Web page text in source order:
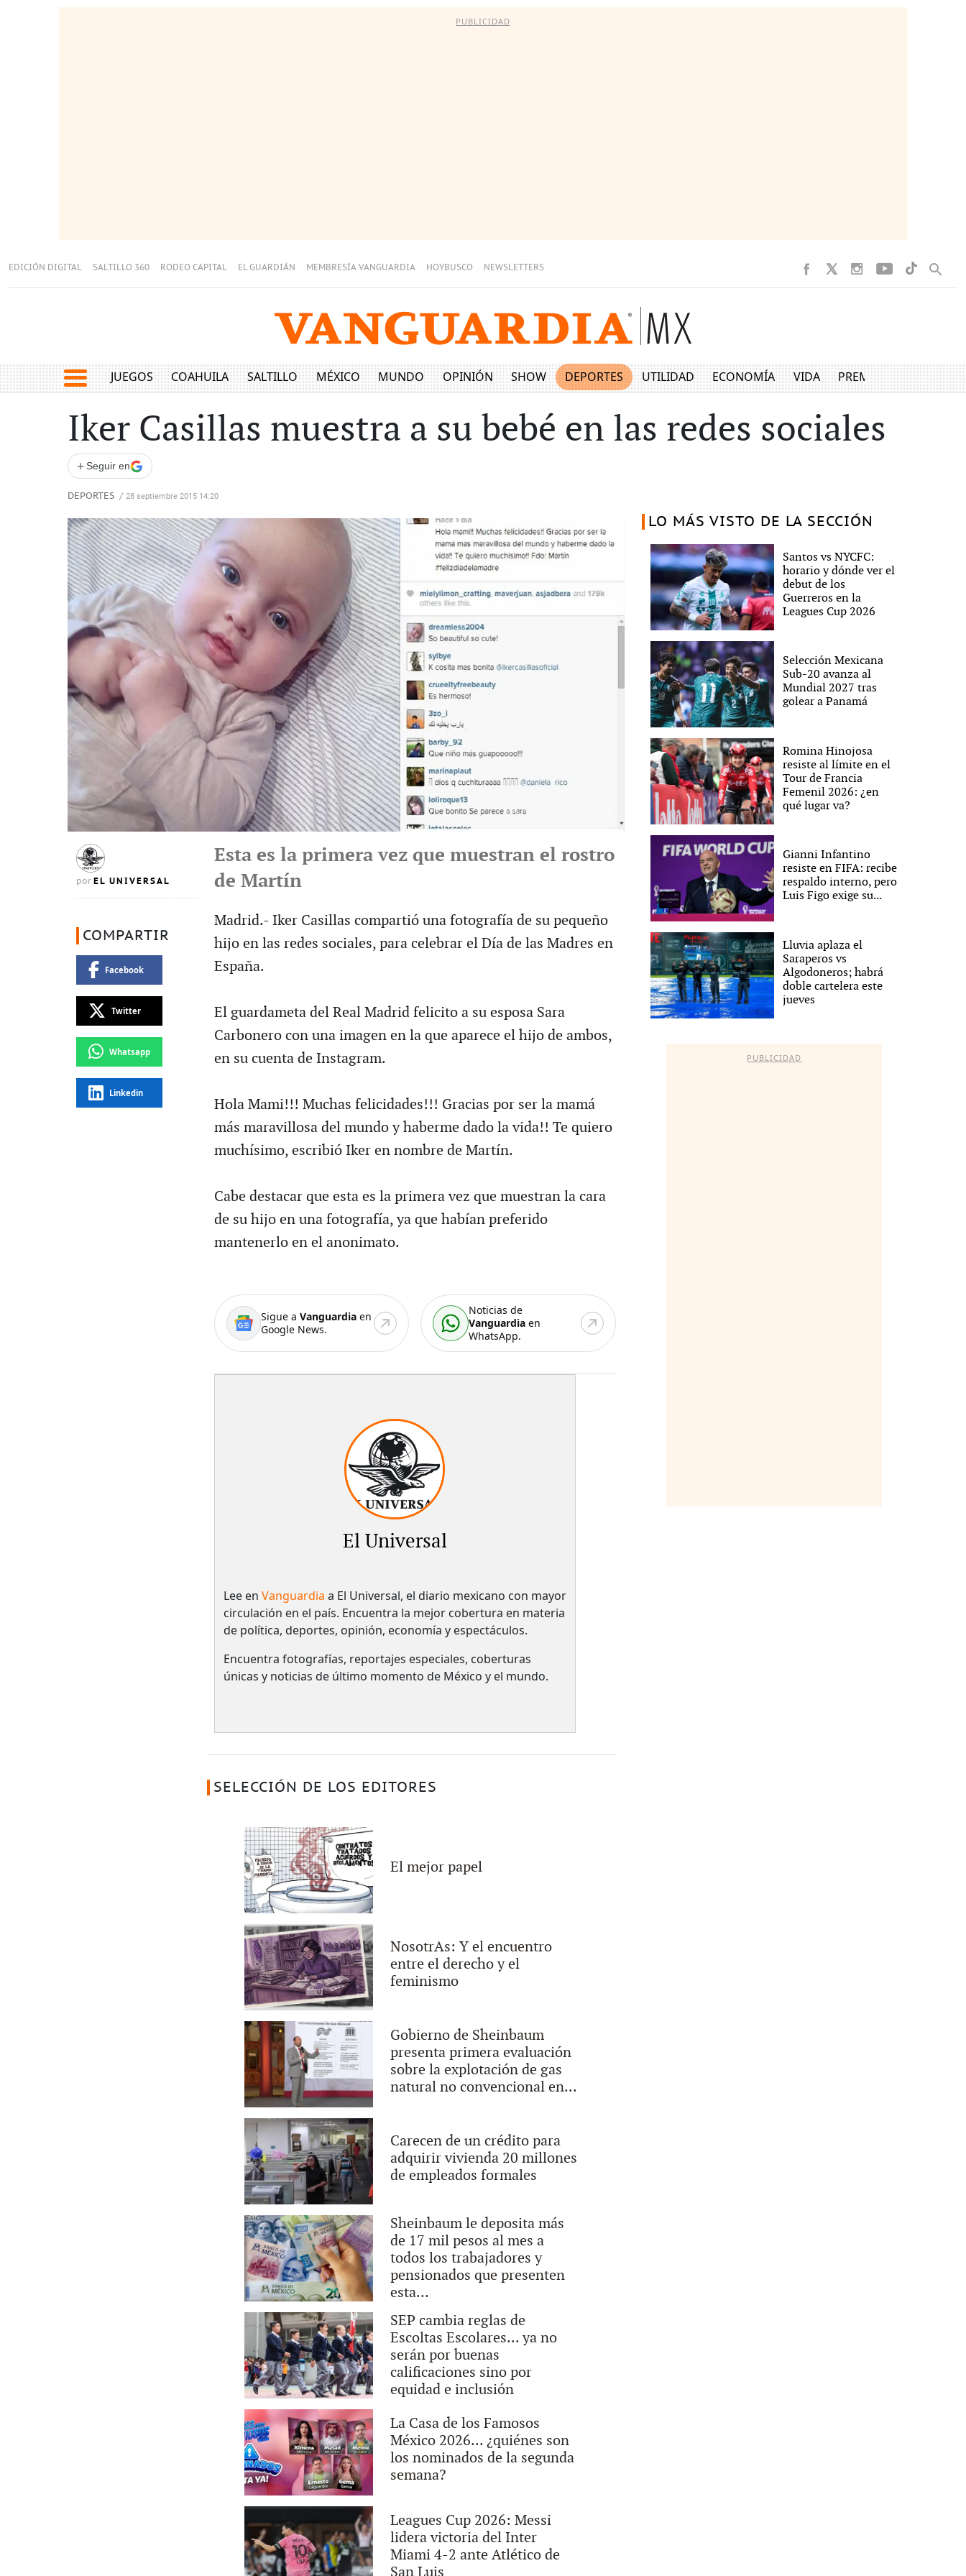
PUBLICIDAD
EDICIÓN DIGITAL SALTILLO 360 RODEO CAPITAL EL GUARDIÁN MEMBRESÍA VANGUARDIA HOYBUSCO NEWSLETTERS
JUEGOS COAHUILA SALTILLO MÉXICO MUNDO OPINIÓN SHOW DEPORTES UTILIDAD ECONOMÍA VIDA PREMIUM
Iker Casillas muestra a su bebé en las redes sociales
+ Seguir en
DEPORTES / 28 septiembre 2015 14:20
por EL UNIVERSAL
COMPARTIR
Facebook
Twitter
Whatsapp
Linkedin
Esta es la primera vez que muestran el rostro
de Martín
Madrid.- Iker Casillas compartió una fotografía de su pequeño
hijo en las redes sociales, para celebrar el Día de las Madres en
España.
El guardameta del Real Madrid felicito a su esposa Sara
Carbonero con una imagen en la que aparece el hijo de ambos,
en su cuenta de Instagram.
Hola Mami!!! Muchas felicidades!!! Gracias por ser la mamá
más maravillosa del mundo y haberme dado la vida!! Te quiero
muchísimo, escribió Iker en nombre de Martín.
Cabe destacar que esta es la primera vez que muestran la cara
de su hijo en una fotografía, ya que habían preferido
mantenerlo en el anonimato.
Sigue a Vanguardiaen
Google News.
Noticias de
Vanguardia en
WhatsApp.
El Universal
Lee en Vanguardia a El Universal, el diario mexicano con mayor
circulación en el país.​ Encuentra la mejor cobertura en materia
de política, deportes, opinión, economía y espectáculos.
Encuentra fotografías, reportajes especiales, coberturas
únicas y noticias de último momento de México y el mundo.
SELECCIÓN DE LOS EDITORES
El mejor papel
NosotrAs: Y el encuentro
entre el derecho y el
feminismo
Gobierno de Sheinbaum
presenta primera evaluación
sobre la explotación de gas
natural no convencional en...
Carecen de un crédito para
adquirir vivienda 20 millones
de empleados formales
Sheinbaum le deposita más
de 17 mil pesos al mes a
todos los trabajadores y
pensionados que presenten
esta...
SEP cambia reglas de
Escoltas Escolares... ya no
serán por buenas
calificaciones sino por
equidad e inclusión
La Casa de los Famosos
México 2026... ¿quiénes son
los nominados de la segunda
semana?
Leagues Cup 2026: Messi
lidera victoria del Inter
Miami 4-2 ante Atlético de
San Luis
LO MÁS VISTO DE LA SECCIÓN
Santos vs NYCFC:
horario y dónde ver el
debut de los
Guerreros en la
Leagues Cup 2026
Selección Mexicana
Sub-20 avanza al
Mundial 2027 tras
golear a Panamá
Romina Hinojosa
resiste al límite en el
Tour de Francia
Femenil 2026: ¿en
qué lugar va?
Gianni Infantino
resiste en FIFA: recibe
respaldo interno, pero
Luis Figo exige su...
Lluvia aplaza el
Saraperos vs
Algodoneros; habrá
doble cartelera este
jueves
PUBLICIDAD